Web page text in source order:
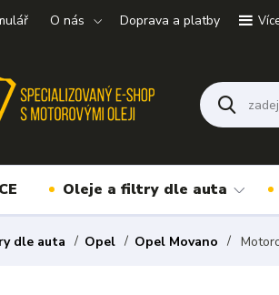
O nás Doprava a platby
Oleje a filtry dle auta
dle auta Opel Opel Movano